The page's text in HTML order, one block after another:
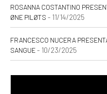
ROSANNA COSTANTINO
ØNE PILØTS - 11/14/2025
FRANCESCO NUCERA
SANGUE- 10/23/2025